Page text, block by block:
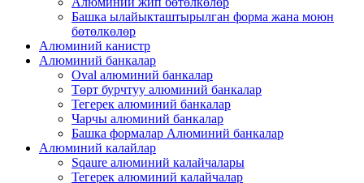
Башка ылайыкташтырылган форма жана моюн
бөтөлкөлөр
Алюминий канистр
Алюминий банкалар
Oval алюминий банкалар
Төрт бурчтуу алюминий банкалар
Тегерек алюминий банкалар
Чарчы алюминий банкалар
Башка формалар Алюминий банкалар
Алюминий калайлар
Sqaure алюминий калайчалары
Тегерек алюминий калайчалар